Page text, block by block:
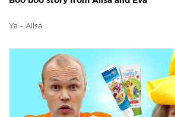
Ya - Alisa